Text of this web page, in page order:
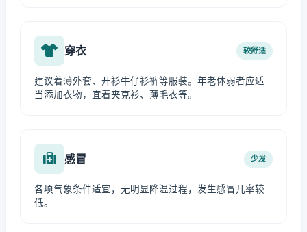
穿衣 较舒适
建议着薄外套、开衫牛仔衫裤等服装。年老体弱者应适
当添加衣物，宜着夹克衫、薄毛衣等。
感冒 少发
各项气象条件适宜，无明显降温过程，发生感冒几率较
低。